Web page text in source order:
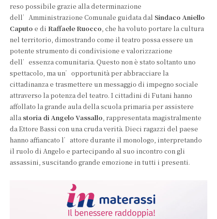
reso possibile grazie alla determinazione
dell’Amministrazione Comunale guidata dal Sindaco Aniello
Caputo e di Raffaele Ruocco, che ha voluto portare la cultura
nel territorio, dimostrando come il teatro possa essere un
potente strumento di condivisione e valorizzazione
dell’essenza comunitaria. Questo non è stato soltanto uno
spettacolo, ma un’opportunità per abbracciare la
cittadinanza e trasmettere un messaggio di impegno sociale
attraverso la potenza del teatro. I cittadini di Futani hanno
affollato la grande aula della scuola primaria per assistere
alla storia di Angelo Vassallo, rappresentata magistralmente
da Ettore Bassi con una cruda verità. Dieci ragazzi del paese
hanno affiancato l’attore durante il monologo, interpretando
il ruolo di Angelo e partecipando al suo incontro con gli
assassini, suscitando grande emozione in tutti i presenti.